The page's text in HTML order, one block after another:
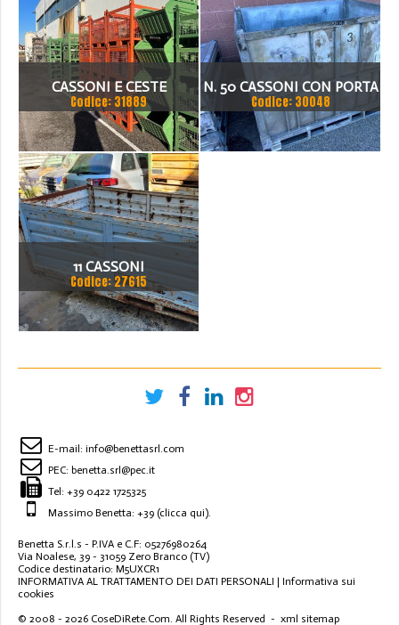
CASSONI E CESTE
Codice: 31889
N. 50 CASSONI CON PORTA
E SONO SMONTABILI
Codice: 30048
11 CASSONI
Codice: 27615
E-mail: info@benettasrl.com
PEC: benetta.srl@pec.it
Tel: +39 0422 1725325
Massimo Benetta: +39 (clicca qui).
Benetta S.r.l.s - P.IVA e C.F: 05276980264
Via Noalese, 39 - 31059 Zero Branco (TV)
Codice destinatario: M5UXCR1
INFORMATIVA AL TRATTAMENTO DEI DATI PERSONALI | Informativa sui
cookies
© 2008 - 2026 CoseDiRete.Com. All Rights Reserved - xml sitemap